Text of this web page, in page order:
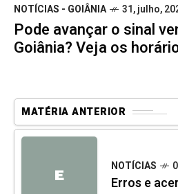
NOTÍCIAS - GOIÂNIA 31, julho,
Pode avançar o sinal
Goiânia? Veja os
MATÉRIA ANTERIOR
E NOTÍCIAS
Erros e